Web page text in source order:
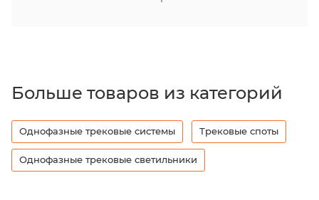
Больше товаров из категорий
Однофазные трековые системы Трековые споты
Однофазные трековые светильники